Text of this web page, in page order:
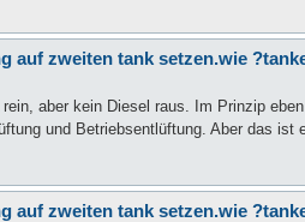
auf zweiten tank setzen.wie
aber kein Diesel raus. Im Prinzip eben
und Betriebsentlüftung. Aber das
auf zweiten tank setzen.wie